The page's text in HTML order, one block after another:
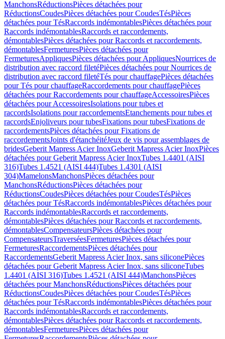
ManchonsRéductionsPièces détachées pour
RéductionsCoudesPièces détachées pour CoudesTésPièces
détachées pour TésRaccords indémontablesPièces détachées pour
Raccords indémontablesRaccords et raccordements,
démontablesPièces détachées pour Raccords et raccordements,
démontablesFermeturesPièces détachées pour
FermeturesAppliquesPièces détachées pour AppliquesNourrices de
distribution avec raccord filetéPièces détachées pour Nourrices de
distribution avec raccord filetéTés pour chauffagePièces détachées
pour Tés pour chauffageRaccordements pour chauffagePièces
détachées pour Raccordements pour chauffageAccessoiresPièces
détachées pour AccessoiresIsolations pour tubes et
raccordsIsolations pour raccordementsEtanchements pour tubes et
raccordsEnjoliveurs pour tubesFixations pour tubesFixations de
raccordementsPièces détachées pour Fixations de
raccordementsJoints d'étanchéitéJeux de vis pour assemblages de
bridesGeberit Mapress Acier InoxGeberit Mapress Acier InoxPièces
détachées pour Geberit Mapress Acier InoxTubes 1.4401 (AISI
316)Tubes 1.4521 (AISI 444)Tubes 1.4301 (AISI
304)MamelonsManchonsPièces détachées pour
ManchonsRéductionsPièces détachées pour
RéductionsCoudesPièces détachées pour CoudesTésPièces
détachées pour TésRaccords indémontablesPièces détachées pour
Raccords indémontablesRaccords et raccordements,
démontablesPièces détachées pour Raccords et raccordements,
démontablesCompensateursPièces détachées pour
CompensateursTraverséesFermeturesPièces détachées pour
FermeturesRaccordementsPièces détachées pour
RaccordementsGeberit Mapress Acier Inox, sans siliconePièces
détachées pour Geberit Mapress Acier Inox, sans siliconeTubes
1.4401 (AISI 316)Tubes 1.4521 (AISI 444)ManchonsPièces
détachées pour ManchonsRéductionsPièces détachées pour
RéductionsCoudesPièces détachées pour CoudesTésPièces
détachées pour TésRaccords indémontablesPièces détachées pour
Raccords indémontablesRaccords et raccordements,
démontablesPièces détachées pour Raccords et raccordements,
démontablesFermeturesPièces détachées pour